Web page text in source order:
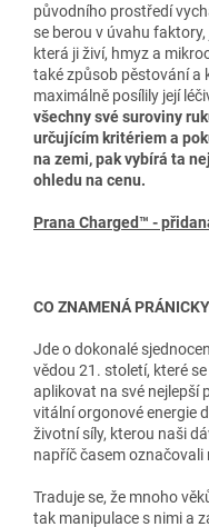
původního prostředí
se berou v úvahu
která ji živí, hmyz a
také způsob pěstování a
maximálně posílily její
všechny své suroviny
určujícím kritériem a
na zemi, pak vybírá ta
ohledu na cenu.
Prana Charged™ -
CO ZNAMENÁ
Jde o dokonalé
vědou 21. století, které
aplikovat na své nejlepší
vitální orgonové energie
životní síly, kterou naši
napříč časem označovali
Traduje se, že mnoho
tak manipulace s nimi a